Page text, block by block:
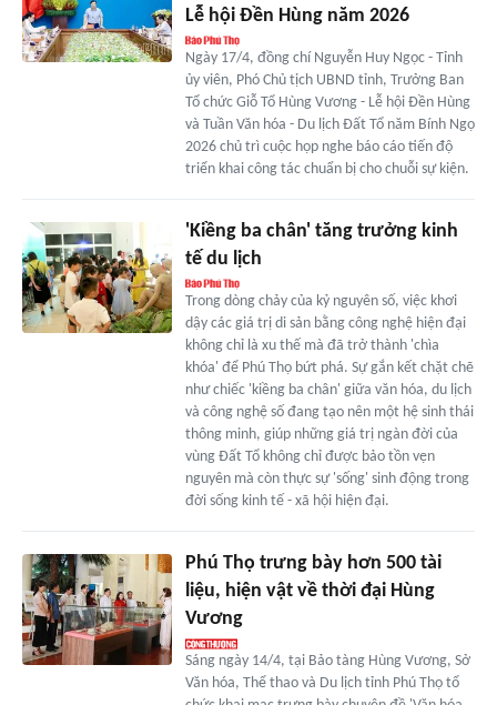
Lễ hội Đền Hùng năm 2026
Ngày 17/4, đồng chí Nguyễn Huy Ngọc - Tỉnh
ủy viên, Phó Chủ tịch UBND tỉnh, Trưởng Ban
Tổ chức Giỗ Tổ Hùng Vương - Lễ hội Đền Hùng
và Tuần Văn hóa - Du lịch Đất Tổ năm Bính Ngọ
2026 chủ trì cuộc họp nghe báo cáo tiến độ
triển khai công tác chuẩn bị cho chuỗi sự kiện.
'Kiềng ba chân' tăng trưởng kinh
tế du lịch
Trong dòng chảy của kỷ nguyên số, việc khơi
dậy các giá trị di sản bằng công nghệ hiện đại
không chỉ là xu thế mà đã trở thành 'chìa
khóa' để Phú Thọ bứt phá. Sự gắn kết chặt chẽ
như chiếc 'kiềng ba chân' giữa văn hóa, du lịch
và công nghệ số đang tạo nên một hệ sinh thái
thông minh, giúp những giá trị ngàn đời của
vùng Đất Tổ không chỉ được bảo tồn vẹn
nguyên mà còn thực sự 'sống' sinh động trong
đời sống kinh tế - xã hội hiện đại.
Phú Thọ trưng bày hơn 500 tài
liệu, hiện vật về thời đại Hùng
Vương
Sáng ngày 14/4, tại Bảo tàng Hùng Vương, Sở
Văn hóa, Thể thao và Du lịch tỉnh Phú Thọ tổ